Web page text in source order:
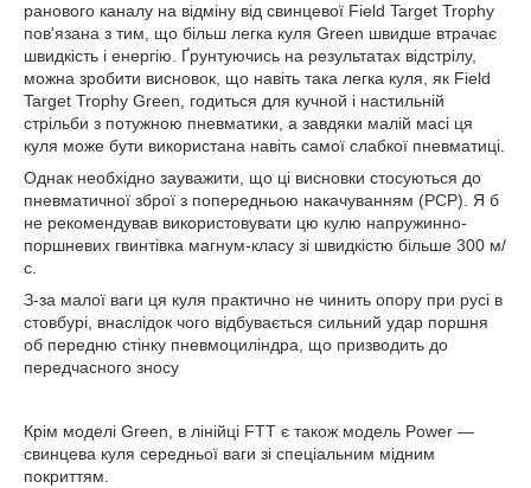
ранового каналу на відміну від свинцевої Field Target Trophy
пов'язана з тим, що більш легка куля Green швидше втрачає
швидкість і енергію. Ґрунтуючись на результатах відстрілу,
можна зробити висновок, що навіть така легка куля, як Field
Target Trophy Green, годиться для кучной і настильній
стрільби з потужною пневматики, а завдяки малій масі ця
куля може бути використана навіть самої слабкої пневматиці.
Однак необхідно зауважити, що ці висновки стосуються до
пневматичної зброї з попередньою накачуванням (PCP). Я б
не рекомендував використовувати цю кулю напружинно-
поршневих гвинтівка магнум-класу зі швидкістю більше 300 м/
с.
З-за малої ваги ця куля практично не чинить опору при русі в
стовбурі, внаслідок чого відбувається сильний удар поршня
об передню стінку пневмоциліндра, що призводить до
передчасного зносу
Крім моделі Green, в лінійці FTT є також модель Power —
свинцева куля середньої ваги зі спеціальним мідним
покриттям.